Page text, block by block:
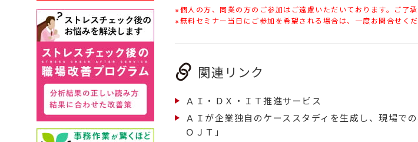
※個人の方、同業の方のご参加はご遠慮いただいております。ご了
※無料セミナー当日にご参加を希望される場合は、一度お問合せく
関連リンク
ＡＩ・ＤＸ・ＩＴ推進サービス
ＡＩが企業独自のケーススタディを生成し、現場で
ＯＪＴ」